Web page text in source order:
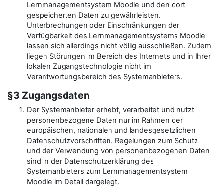
Lernmanagementsystem Moodle und den dort
gespeicherten Daten zu gewährleisten.
Unterbrechungen oder Einschränkungen der
Verfügbarkeit des Lernmanagementsystems Moodle
lassen sich allerdings nicht völlig ausschließen. Zudem
liegen Störungen im Bereich des Internets und in Ihrer
lokalen Zugangstechnologie nicht im
Verantwortungsbereich des Systemanbieters.
§3 Zugangsdaten
Der Systemanbieter erhebt, verarbeitet und nutzt
personenbezogene Daten nur im Rahmen der
europäischen, nationalen und landesgesetzlichen
Datenschutzvorschriften. Regelungen zum Schutz
und der Verwendung von personenbezogenen Daten
sind in der Datenschutzerklärung des
Systemanbieters zum Lernmanagementsystem
Moodle im Detail dargelegt.